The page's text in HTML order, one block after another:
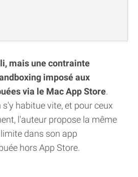
mais une contrainte
imposé aux
via le Mac App Store.
habitue vite, et pour ceux
l'auteur propose la même
dans son app
hors App Store.